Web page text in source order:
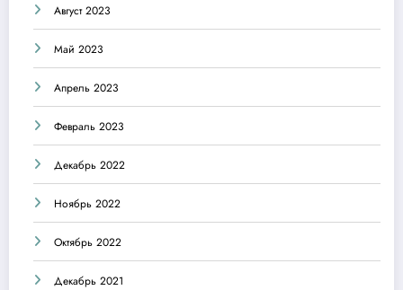
Август 2023
Май 2023
Апрель 2023
Февраль 2023
Декабрь 2022
Ноябрь 2022
Октябрь 2022
Декабрь 2021